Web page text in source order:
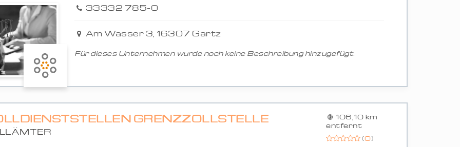
33332 785-0
Am Wasser 3, 16307 Gartz
Für dieses Unternehmen wurde noch keine Beschreibung hinzugefügt.
GRENZZOLLSTELLE
106,10 km
entfernt
(0)